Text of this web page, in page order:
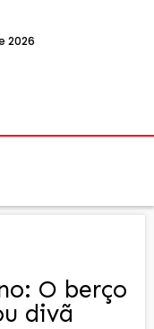
2026
O berço
divã